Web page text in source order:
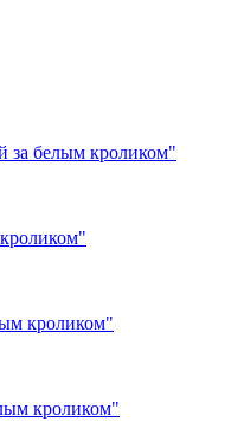
за белым кроликом"
кроликом"
кроликом"